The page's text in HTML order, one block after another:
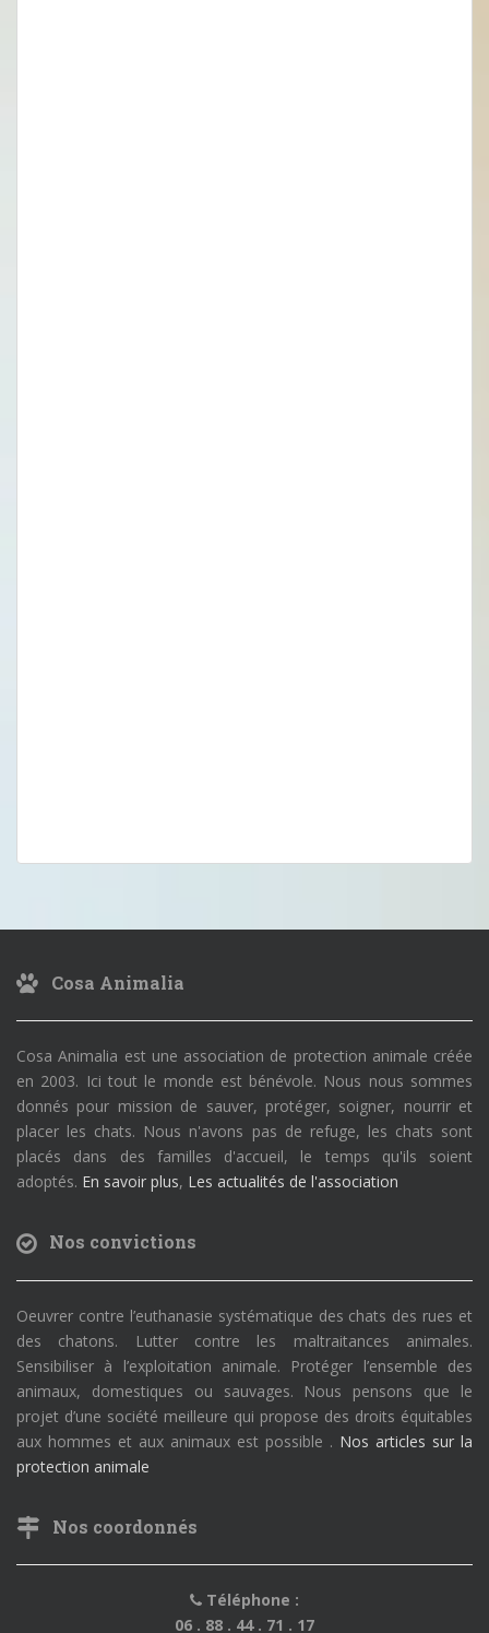
Cosa Animalia
Cosa Animalia est une association de protection animale créée
en 2003. Ici tout le monde est bénévole. Nous nous sommes
donnés pour mission de sauver, protéger, soigner, nourrir et
placer les chats. Nous n'avons pas de refuge, les chats sont
placés dans des familles d'accueil, le temps qu'ils soient
adoptés. En savoir plus, Les actualités de l'association
Nos convictions
Oeuvrer contre l’euthanasie systématique des chats des rues et
des chatons. Lutter contre les maltraitances animales.
Sensibiliser à l’exploitation animale. Protéger l’ensemble des
animaux, domestiques ou sauvages. Nous pensons que le
projet d’une société meilleure qui propose des droits équitables
aux hommes et aux animaux est possible . Nos articles sur la
protection animale
Nos coordonnés
Téléphone :
06 . 88 . 44 . 71 . 17